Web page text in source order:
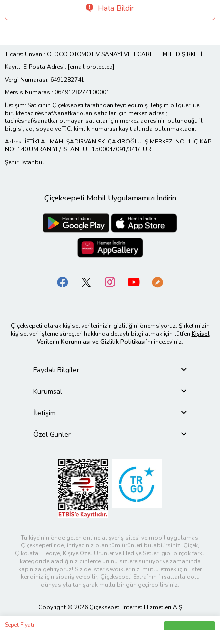
Sepet Fiyatı
Hata Bildir
Ticaret Ünvanı: OTOCO OTOMOTİV SANAYİ VE TİCARET LİMİTED ŞİRKETİ
Kayıtlı E-Posta Adresi: [email protected]
Vergi Numarası: 6491282741
Mersis Numarası: 0649128274100001
İletişim: Satıcının Çiçeksepeti tarafından teyit edilmiş iletişim bilgileri ile
birlikte tacir/esnaf/sanatkar olan satıcılar için merkez adresi;
tacir/esnaf/sanatkar olmayan satıcılar için merkez adresinin bulunduğu il
bilgisi, ad, soyad ve T.C. kimlik numarası kayıt altında bulunmaktadır.
Adres: İSTİKLAL MAH. ŞADIRVAN SK. ÇAKIROĞLU IŞ MERKEZI NO: 1 İÇ KAPI
NO: 140 ÜMRANİYE/ İSTANBUL 1500047091/341/TUR
Şehir: İstanbul
Çiçeksepeti Mobil Uygulamamızı İndirin
Çiçeksepeti olarak kişisel verilerinizin gizliliğini önemsiyoruz. Şirketimizin
kişisel veri işleme süreçleri hakkında detaylı bilgi almak için lütfen Kişisel
Verilerin Korunması ve Gizlilik Politikası’nı inceleyiniz.
Faydalı Bilgiler
Kurumsal
İletişim
Özel Günler
Türkiye’nin önde gelen online alışveriş sitesi ve mobil uygulaması
Çiçeksepeti’nde, ihtiyacınız olan tüm ürünleri bulabilirsiniz. Çiçek,
Çikolata, Hediye, Kişiye Özel Ürünler ve Hediye Setleri gibi birçok farklı
kategoride aradığınız binlerce ürünü sizlere sunuyor ve zamanında
kapınıza getiriyoruz! Siz de ister sevdiklerinizi mutlu etmek için, ister
kendiniz için sipariş verebilir; Çiçeksepeti Extra’nın fırsatlarla dolu
dünyasıyla tanışarak mutlu bir gün geçirebilirsiniz.
Copyright © 2026 Çiçeksepeti İnternet Hizmetleri A.Ş